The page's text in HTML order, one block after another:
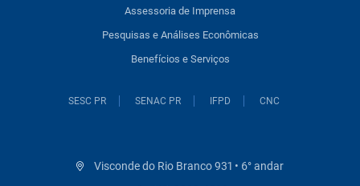
Assessoria de Imprensa
Pesquisas e Análises Econômicas
Benefícios e Serviços
SESC PR SENAC PR IFPD CNC
Visconde do Rio Branco 931 • 6° andar